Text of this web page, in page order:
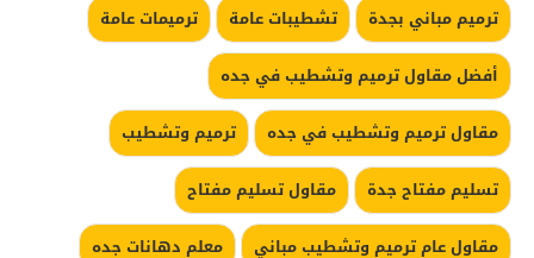
ترميم مباني بجدة
تشطيبات عامة
ترميمات عامة
أفضل مقاول ترميم وتشطيب في جده
مقاول ترميم وتشطيب في جده
ترميم وتشطيب
تسليم مفتاح جدة
مقاول تسليم مفتاح
مقاول عام ترميم وتشطيب مباني
معلم دهانات جده